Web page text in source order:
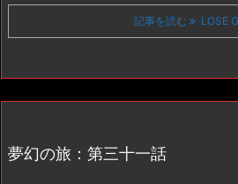
記事を読む LOSE
夢幻の旅：第三十一話